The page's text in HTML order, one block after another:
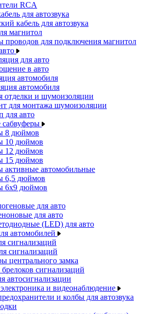
RCA
для автозвука
кабель для автозвука
магнитол
проводов для подключения магнитол
для авто
в авто
автомобиля
автомобиля
отделки и шумоизоляции
для монтажа шумоизоляции
для авто
8 дюймов
10 дюймов
12 дюймов
15 дюймов
активные автомобильные
6,5 дюймов
6x9 дюймов
для авто
для авто
(LED) для авто
автомобилей
сигнализаций
сигнализаций
центрального замка
сигнализаций
автосигнализации
и видеонаблюдение
и колбы для автозвука